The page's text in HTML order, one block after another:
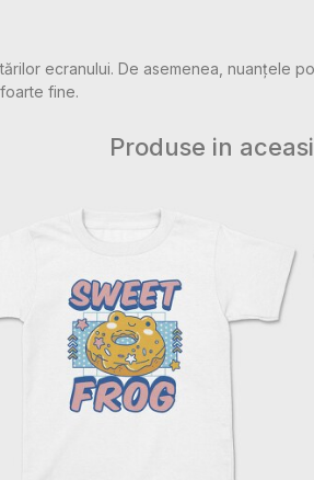
ecranului. De asemenea,
fine.
Produse in